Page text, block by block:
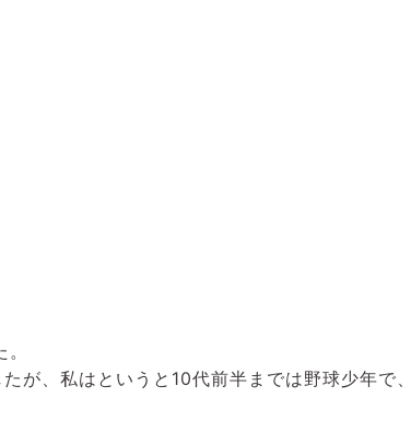
が、私はというと10代前半までは野球少年で、